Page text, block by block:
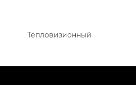
Тепловизионный